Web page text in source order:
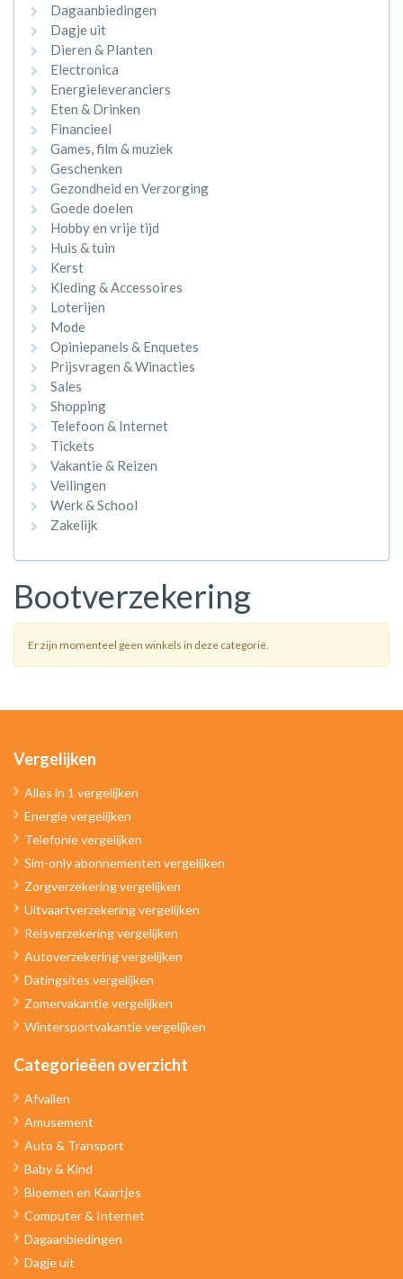
Dagaanbiedingen
Dagje uit
Dieren & Planten
Electronica
Energieleveranciers
Eten & Drinken
Financieel
Games, film & muziek
Geschenken
Gezondheid en Verzorging
Goede doelen
Hobby en vrije tijd
Huis & tuin
Kerst
Kleding & Accessoires
Loterijen
Mode
Opiniepanels & Enquetes
Prijsvragen & Winacties
Sales
Shopping
Telefoon & Internet
Tickets
Vakantie & Reizen
Veilingen
Werk & School
Zakelijk
Bootverzekering
Er zijn momenteel geen winkels in deze categorië.
Vergelijken
Alles in 1 vergelijken
Energie vergelijken
Telefonie vergelijken
Sim-only abonnementen vergelijken
Zorgverzekering vergelijken
Uitvaartverzekering vergelijken
Reisverzekering vergelijken
Autoverzekering vergelijken
Datingsites vergelijken
Zomervakantie vergelijken
Wintersportvakantie vergelijken
Categorieëen overzicht
Afvallen
Amusement
Auto & Transport
Baby & Kind
Bloemen en Kaartjes
Computer & Internet
Dagaanbiedingen
Dagje uit